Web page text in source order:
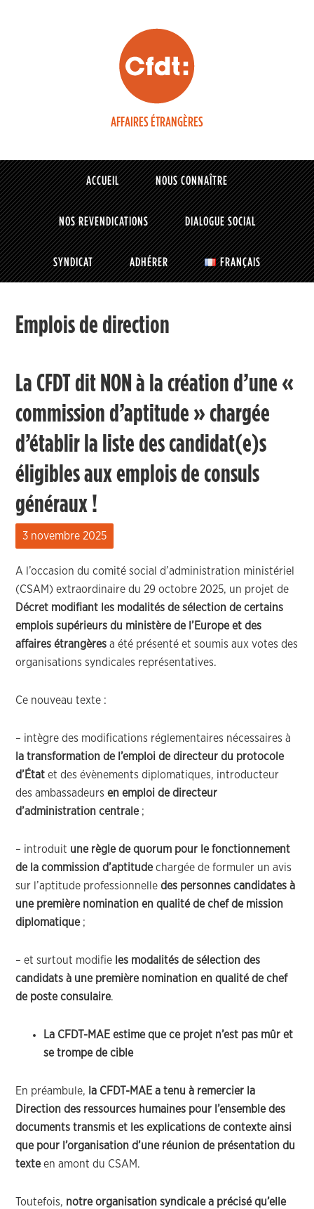
AFFAIRES ÉTRANGÈRES
ACCUEIL NOUS CONNAÎTRE
NOS REVENDICATIONS DIALOGUE SOCIAL
SYNDICAT ADHÉRER FRANÇAIS
Emplois de direction
La CFDT dit NON à la création d’une «
commission d’aptitude » chargée
d’établir la liste des candidat(e)s
éligibles aux emplois de consuls
généraux !
3 novembre 2025
A l’occasion du comité social d’administration ministériel
(CSAM) extraordinaire du 29 octobre 2025, un projet de
Décret modifiant les modalités de sélection de certains
emplois supérieurs du ministère de l’Europe et des
affaires étrangères a été présenté et soumis aux votes des
organisations syndicales représentatives.
Ce nouveau texte :
– intègre des modifications réglementaires nécessaires à
la transformation de l’emploi de directeur du protocole
d’État et des évènements diplomatiques, introducteur
des ambassadeursen emploi de directeur
d’administration centrale;
– introduit une règle de quorum pour le fonctionnement
de la commission d’aptitudechargée de formuler un avis
sur l’aptitude professionnelledes personnes candidates à
une première nomination en qualité de chef de mission
diplomatique;
– et surtout modifie les modalités de sélection des
candidats à une première nomination en qualité de chef
de poste consulaire.
La CFDT-MAE estime que ce projet n’est pas mûr et
se trompe de cible
En préambule, la CFDT-MAE a tenu à remercier la
Direction des ressources humaines pour l’ensemble des
documents transmis et les explications de contexte ainsi
que pour l’organisation d’une réunion de présentation du
texteen amont du CSAM.
Toutefois, notre organisation syndicale a précisé qu’elle